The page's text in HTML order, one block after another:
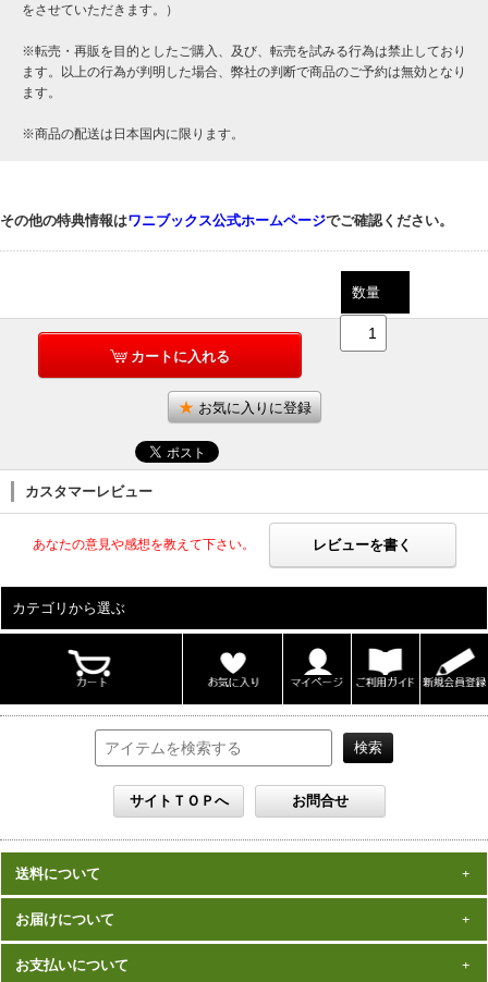
をさせていただきます。）
※転売・再販を目的としたご購入、及び、転売を試みる行為は禁止しており
ます。以上の行為が判明した場合、弊社の判断で商品のご予約は無効となり
ます。
※商品の配送は日本国内に限ります。
その他の特典情報はワニブックス公式ホームページでご確認ください。
数量
カートに入れる
お気に入りに登録
カスタマーレビュー
あなたの意見や感想を教えて下さい。 レビューを書く
カテゴリから選ぶ
女性写真集
セット
送料について
数量、価格に関わらず
※沖縄の送料は1,500円となります。
※商品により諸事情で金額が変更する場合もございます。
お届けについて
在庫がある商品につきましては、
お支払いについて